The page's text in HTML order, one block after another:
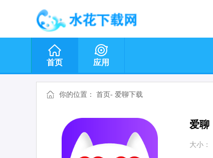
首页 应用
你的位置： 首页 - 爱聊下载
爱聊
大小：